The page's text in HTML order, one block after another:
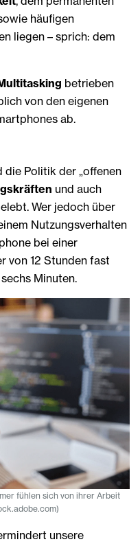
häufigen
liegen – sprich: dem
betrieben
von den eigenen
ab.
die Politik der „offenen
und auch
Wer jedoch über
Nutzungsverhalten
bei einer
von 12 Stunden fast
Minuten.
fühlen sich von ihrer Arbeit
unsere